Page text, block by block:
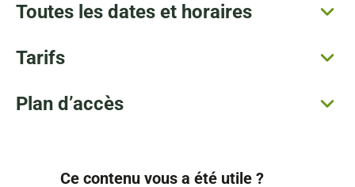
Toutes les dates et horaires
Tarifs
Plan d’accès
Ce contenu vous a été utile ?